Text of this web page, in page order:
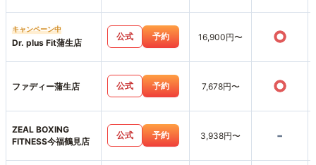
キャンペーン中
Dr. plus Fit蒲生店
公式 予約 16,900円〜 ○
ファディー蒲生店 公式 予約 7,678円〜 ○
ZEAL BOXING
FITNESS今福鶴見店
公式 予約 3,938円〜 -